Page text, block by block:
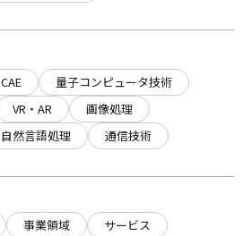
CAE
量子コンピュータ技術
VR・AR
画像処理
自然言語処理 通信技術
事業領域
サービス